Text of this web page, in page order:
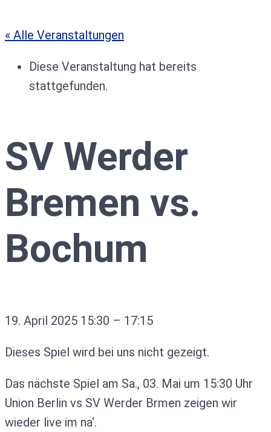
« Alle Veranstaltungen
Diese Veranstaltung hat bereits
stattgefunden.
SV Werder
Bremen vs.
Bochum
19. April 2025 15:30 – 17:15
Dieses Spiel wird bei uns nicht gezeigt.
Das nächste Spiel am Sa., 03. Mai um 15:30 Uhr
Union Berlin vs SV Werder Brmen zeigen wir
wieder live im na‘.